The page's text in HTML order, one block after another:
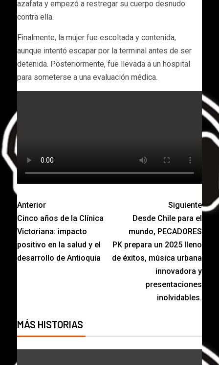
azafata y empezó a restregar su cuerpo desnudo
contra ella.
Finalmente, la mujer fue escoltada y contenida,
aunque intentó escapar por la terminal antes de ser
detenida. Posteriormente, fue llevada a un hospital
para someterse a una evaluación médica.
Anterior
Cinco años de la Clínica
Victoriana: impacto
positivo en la salud y el
desarrollo de Antioquia
Siguiente
Desde Chile para el
mundo, PECADORES
PK prepara un 2025 lleno
de éxitos, música urbana
innovadora y
presentaciones
inolvidables.
MÁS HISTORIAS